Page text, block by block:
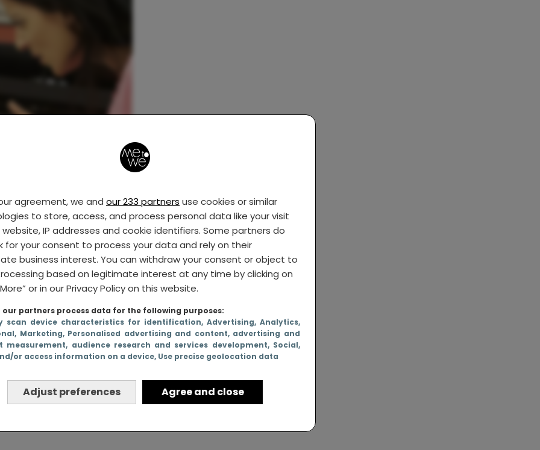
agreement, we and our 233 partners use cookies or similar
to store, access, and process personal data like your visit
IP addresses and cookie identifiers. Some partners do
for your consent to process your data and rely on their
business interest. You can withdraw your consent or object to
based on legitimate interest at any time by clicking on
or in our Privacy Policy on this website.
our partners process data for the following purposes:
scan device characteristics for identification, Advertising, Analytics,
, Marketing, Personalised advertising and content, advertising and
measurement, audience research and services development, Social,
or access information on a device, Use precise geolocation data
Adjust preferences Agree and close
de